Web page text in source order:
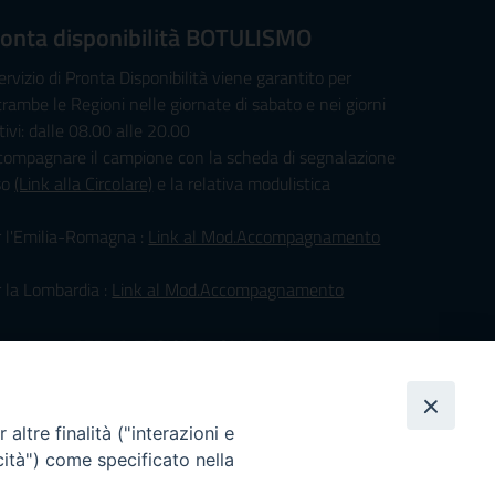
disponibilità BOTULISMO
di Pronta Disponibilità viene garantito per
le Regioni nelle giornate di sabato e nei giorni
dalle 08.00 alle 20.00
il campione con la scheda di segnalazione
(Link alla Circolare) e la relativa modulistica
l'Emilia-Romagna : Link al Mod.Accompagnamento
la Lombardia : Link al Mod.Accompagnamento
2026 PER LA REGIONE LOMBARDIA:
08/2026 PER LA REGIONE EMILIA ROMAGNA:
TADDEI ROBERTA tel. 3312331005
altre finalità ("interazioni e
come specificato nella